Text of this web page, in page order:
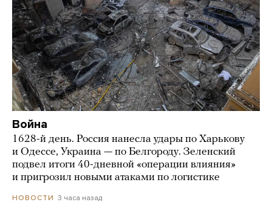
Война
1628-й день. Россия нанесла удары по Харькову
и Одессе, Украина — по Белгороду. Зеленский
подвел итоги 40-дневной «операции влияния»
и пригрозил новыми атаками по логистике
НОВОСТИ 3 часа назад